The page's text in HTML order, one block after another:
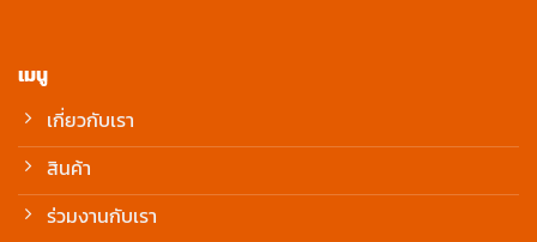
เมนู
เกี่ยวกับเรา
สินค้า
ร่วมงานกับเรา